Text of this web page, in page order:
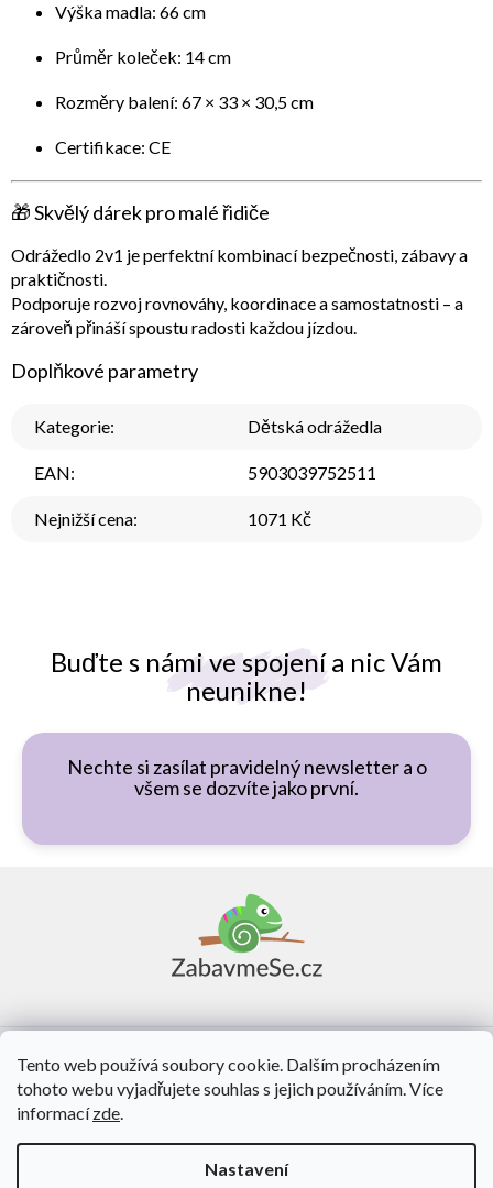
Tento web používá soubory cookie. Dalším procházením
tohoto webu vyjadřujete souhlas s jejich používáním. Více
informacízde.
Nastavení
Buďte s námi ve spojení a nic Vám
neunikne!
Nechte si zasílat pravidelný newsletter a o
všem se dozvíte jako první.
Výška madla: 66 cm
Průměr koleček: 14 cm
Rozměry balení: 67 × 33 × 30,5 cm
Certifikace: CE
🎁Skvělý dárek pro malé řidiče
Odrážedlo 2v1 je perfektní kombinacíbezpečnosti, zábavy a
praktičnosti.
Podporuje rozvoj rovnováhy, koordinace a samostatnosti – a
zároveň přináší spoustu radosti každou jízdou.
Doplňkové parametry
Kategorie: Dětská odrážedla
EAN: 5903039752511
Nejnižší cena: 1071 Kč
O nás